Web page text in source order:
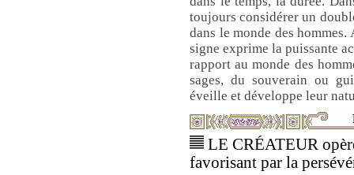
toujours considérer un
dans le monde des
signe exprime la puissante
rapport au monde des
sages, du souverain ou
éveille et développe leur
LE CRÉATEUR
favorisant par la